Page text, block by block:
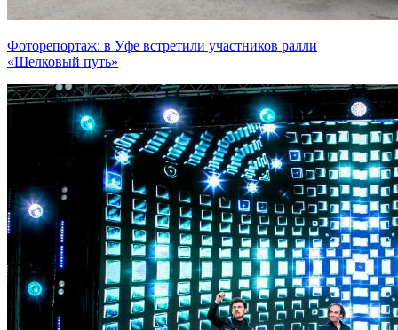
Фоторепортаж: в Уфе встретили участников ралли
«Шелковый путь»